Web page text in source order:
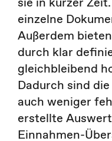
einzelne
Außerdem
durch klar
gleichbleibend
Dadurch sind
auch weniger
erstellte
Einnahmen-